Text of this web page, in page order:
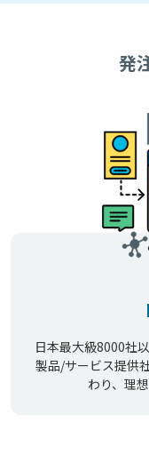
発
日本最大級8000社
製品/サービス提供
わり、理